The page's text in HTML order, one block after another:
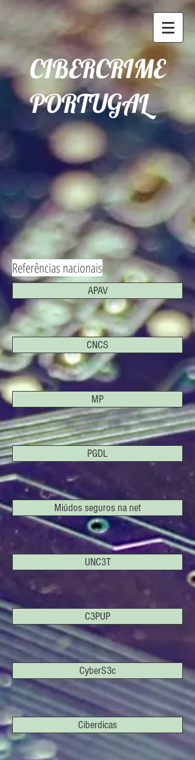
CIBERCRIME
PORTUGAL
Referências nacionais
APAV
CNCS
MP
PGDL
Miúdos seguros na net
UNC3T
C3PUP
CyberS3c
Ciberdicas